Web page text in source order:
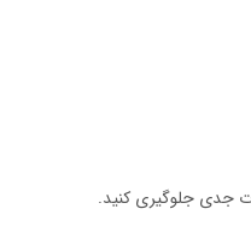
جدی جلوگیری کنید.